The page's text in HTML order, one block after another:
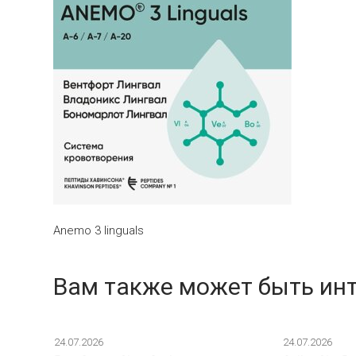
Anemo 3 linguals
Вам также может быть
24.07.2026 24.07.2026